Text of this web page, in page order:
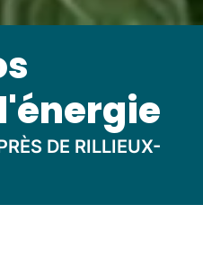
DE RILLIEUX-